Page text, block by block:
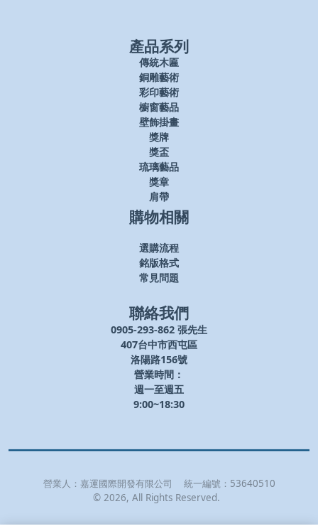
產品系列
傳統木匾
銅雕藝術
彩印藝術
櫥窗藝品
壁飾掛畫
獎牌
獎盃
琉璃藝品
獎章
肩帶
購物相關
選購流程
銘版格式
常見問題
聯絡我們
0905-293-862 張先生
407台中市西屯區
洛陽路156號
營業時間：
週一至週五
9:00~18:30
營業人： 嘉運國際開發有限公司 統一編號： 53640510
© 2026, All Rights Reserved.